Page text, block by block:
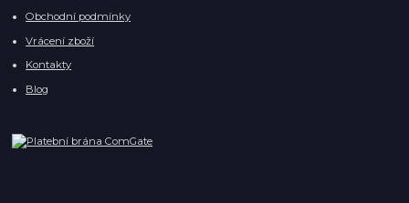
Obchodní podmínky
Vrácení zboží
Kontakty
Blog